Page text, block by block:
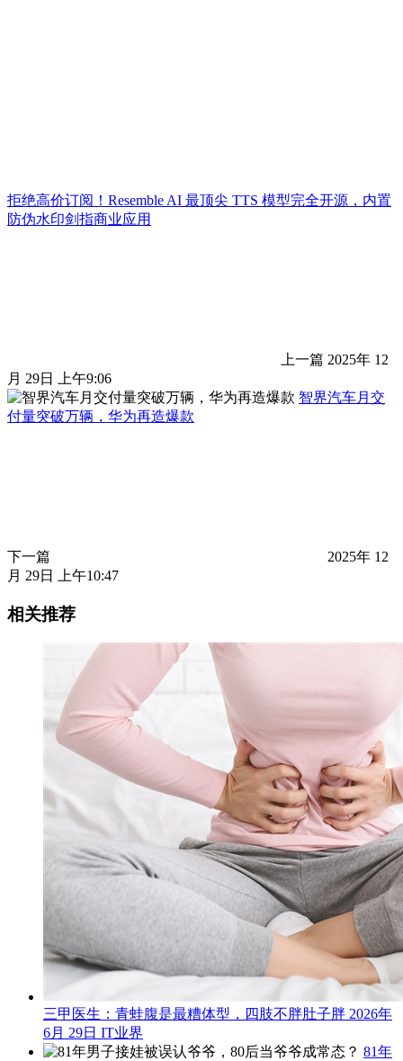
拒绝高价订阅！Resemble AI 最顶尖 TTS 模型完全开源，内置
防伪水印剑指商业应用
上一篇 2025年 12
月 29日 上午9:06
智界汽车月交
付量突破万辆，华为再造爆款
下一篇
2025年 12
月 29日 上午10:47
相关推荐
三甲医生：青蛙腹是最糟体型，四肢不胖肚子胖 2026年
6月 29日 IT业界
81年